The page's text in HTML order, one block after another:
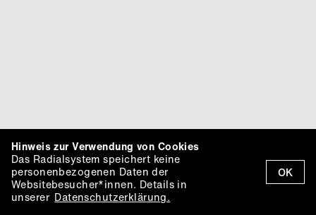
OK
Hinweis zur Verwendung von Cookies
Das Radialsystem speichert keine
personenbezogenen Daten der
Websitebesucher*innen. Details in
unserer Datenschutzerklärung.